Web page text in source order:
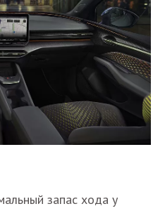
запас хода у